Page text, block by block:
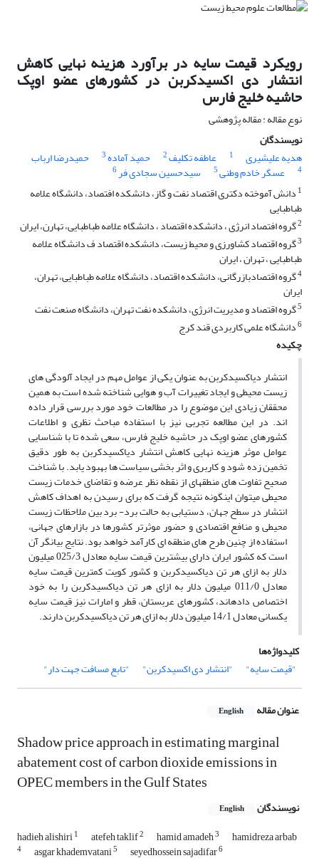
رویکرد قیمت سایه در برآورد هزینه نهایی کاهش
انتشار دی اکسیدکربن در کشورهای عضو اوپک
حاشیه خلیج فارس
نوع مقاله : مقاله پژوهشی
نویسندگان
هدیه علیشیری
1 عاطفه تکلیف2 حمید آماده3 حمیدرضا ارباب
4 عسگر خادم وطنی5 سیدحسین سجادی فر6
1 دانش آموخته دکتری اقتصاد نفت و گاز، دانشکده افتصاد، دانشگاه علامه
طباطبایی
2گروه افتصاد انرژی ، دانشکده اقتصاد ، دانشگاه علامه طباطبایی، تهارن، ایران
3گروه اقتصاد کشاورزی و محیط زیست، دانشکده اقتصاد ف دانشگاه علامه
طباطبایی ، تهران ، ایران
4گروه اقتصادبازرگانی، دانشکده اقتصاد، دانشگاه علامه طباطبایی، تهران،
ایران
5گروه اقتصاد و مدیریت انرژی، دانشکده نفت تهران، دانشگاه صنعت نفت
6دانشگاه علمی کاربردی قند کرج
چکیده
انتشار دی‏اکسیدکربن به عنوان یکی از عوامل مهم در ایجاد آلودگی های
زیست محیطی و ایجاد تغییرات آب و هوایی شناخته شده است به همین
محققان زیادی این موضوع را در مطالعات خود مورد بررسی قرار داده
اند. در این مطالعه تجربی نیز با استفاده مباحث نظری و اطلاعات
کشورهای عضو اوپک در حاشیه خلیج فارس، سعی شده تا با شناسایی
عوامل موثر هزینه نهایی کاهش انتشار دی‏اکسیدکربن به طور دقیق
تخمین زده شود و کاربری و اثر بخشی سیاست ها بهبود یابد. با شناخت
صحیح تفاوت های منطقه‏ای از نقطه نظر عرضه و تقاضای خدمات زیست
محیطی می‏توان اینگونه نتیجه گرفت که برای رسیدن به اهداف کاهش
انتشار در سطح جهان، دستیابی به حالت برد- برد بین ملاحظات زیست
محیطی و منافع اقتصادی و حضور موثرتر کشورها در بازار‏های جهانی،
استفاده از چنین طرح های منطقه ای کارآمد خواهد بود. نتایج بیانگر آن
است که کشور ایران دارای بیشترین قیمت سایه معادل 025/3 میلیون
دلار به ازای هر تن دی‏اکسیدکربن و کشور کویت کمترین قیمت سایه
معادل 011/0 میلیون دلار به ازای هر تن دی‏اکسیدکربن را به خود
اختصاص داده‏اند، کشورهای عربستان، قطر و امارات نیز قیمت سایه
یکسانی معادل 14/1 میلیون دلار به ازای هر تن دی‏اکسیدکربن دارند.
کلیدواژه‌ها
"قیمت سایه"
"انتشار دی اکسیدکربن" "تابع مسافت جهت دار"
عنوان مقاله English
Shadow price approach in estimating marginal
abatement cost of carbon dioxide emissions in
OPEC members in the Gulf States
نویسندگان English
hadieh alishiri1 atefeh taklif2 hamid amadeh3 hamidreza arbab
4 asgar khademvatani5 seyedhossein sajadifar6